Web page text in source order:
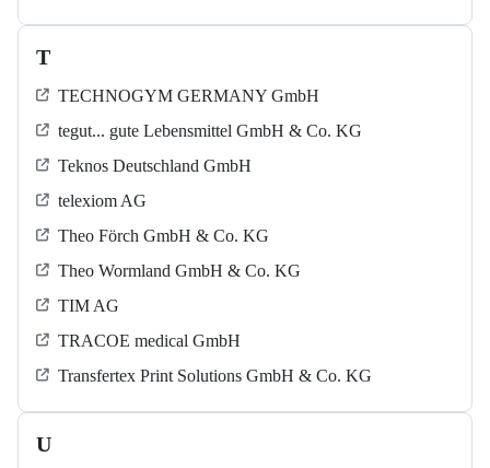
T
TECHNOGYM GERMANY GmbH
tegut... gute Lebensmittel GmbH & Co. KG
Teknos Deutschland GmbH
telexiom AG
Theo Förch GmbH & Co. KG
Theo Wormland GmbH & Co. KG
TIM AG
TRACOE medical GmbH
Transfertex Print Solutions GmbH & Co. KG
U